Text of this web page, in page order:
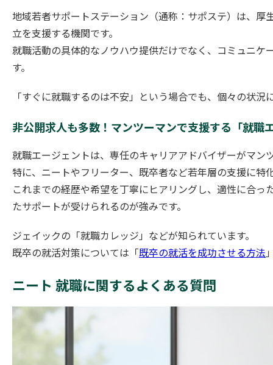
地域若者サポートステーション（通称：サポステ）は、
立を支援する機関です。
就職活動の具体的なノウハウ提供だけでなく、コミュニ
す。
「すぐに就職するのは不安」という場合でも、個々の状
非公開求人も多数！マンツーマンで支援する「就職
就職エージェントは、専任のキャリアアドバイザーがマ
特に、ニートやフリーター、既卒者など若年層の支援に
これまでの経歴や希望を丁寧にヒアリングし、適性に合
たサポートが受けられるのが強みです。
ジェイックの「就職カレッジ」などが知られています。
既卒の就活対策については「既卒の就活を成功させる方法
ニート 就職に関するよくある質問